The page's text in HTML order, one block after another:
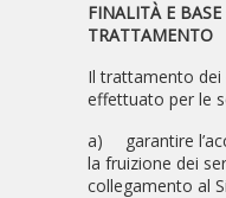
FINALITÀ E
TRATTAMENTO
Il trattamento dei
effettuato per le
a)
garantire
la fruizione dei
collegamento al